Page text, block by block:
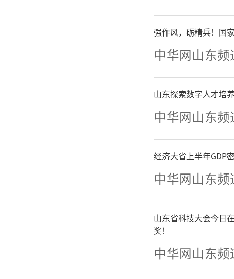
期”，这
种极致状
发身体
的，有些
画面，这
平面上扩
灵境！
士生导师
强作风，砺精兵！
中华网山东频
山东探索数字人才
中华网山东频
经济大省上半年GDP
中华网山东频
山东省科技大会今日
奖！
中华网山东频